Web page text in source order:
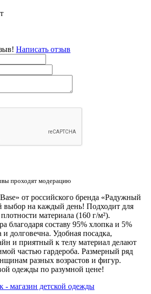
Написать отзыв
проходят модерацию
от российского бренда «Радужный
на каждый день! Подходит для
материала (160 г/м²).
благодаря составу 95% хлопка и 5%
долговечна. Удобная посадка,
и приятный к телу материал делают
частью гардероба. Размерный ряд
разных возрастов и фигур.
одежды по разумной цене!